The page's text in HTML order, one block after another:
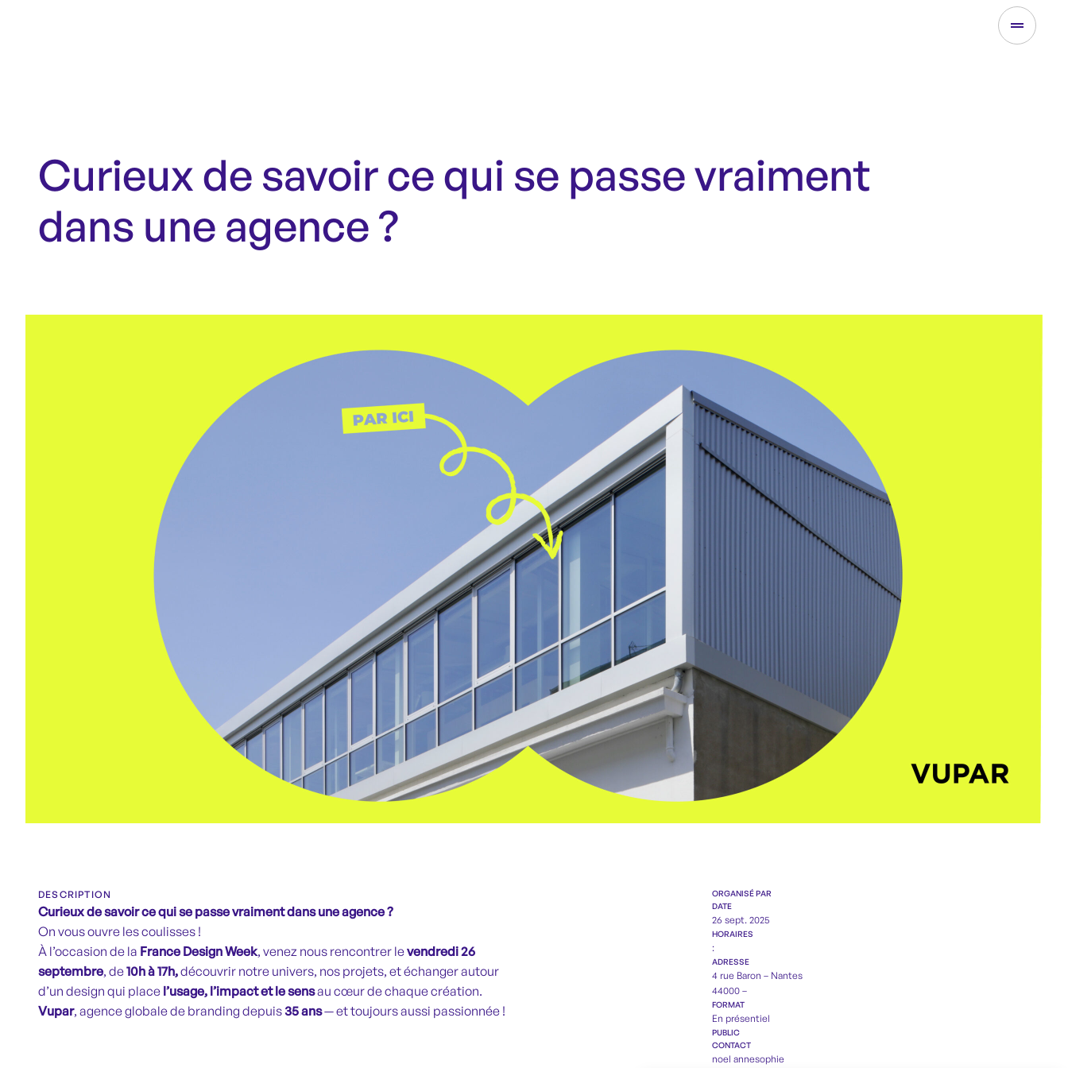
Curieux de savoir ce qui se passe vraiment
dans une agence ?
DESCRIPTION
Curieux de savoir ce qui se passe vraiment dans une agence ?
On vous ouvre les coulisses !
À l’occasion de la France Design Week, venez nous rencontrer levendredi 26
septembre, de10h à 17h,découvrir notre univers, nos projets, et échanger autour
d’un design qui place l’usage, l’impact et le sens
Vupar, agence globale de branding depuis35 ans— et toujours aussi passionnée !
ORGANISÉ PAR
DATE
26 sept. 2025
HORAIRES
:
ADRESSE
4 rue Baron – Nantes
44000 –
FORMAT
En présentiel
PUBLIC
CONTACT
noel annesophie